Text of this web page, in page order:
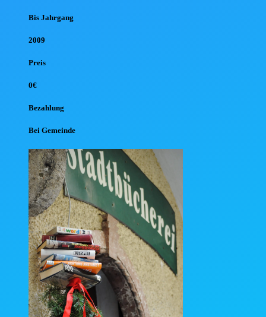
Bis Jahrgang
2009
Preis
0€
Bezahlung
Bei Gemeinde